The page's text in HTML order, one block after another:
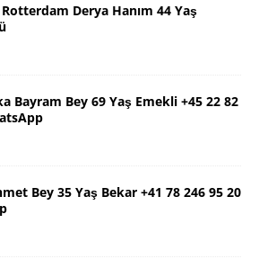
Derya Hanım 44 Yaş
Bayram Bey 69 Yaş Emekli +45 22 82
Bey 35 Yaş Bekar +41 78 246 95 20